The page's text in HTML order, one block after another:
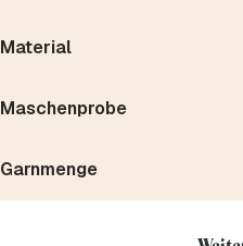
Material
Maschenprobe
Garnmenge